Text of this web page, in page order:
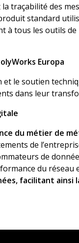
traçabilité des
standard
à tous les outils
Europa
le soutien
dans leur
du métier de
de
de
du
facilitant ainsi